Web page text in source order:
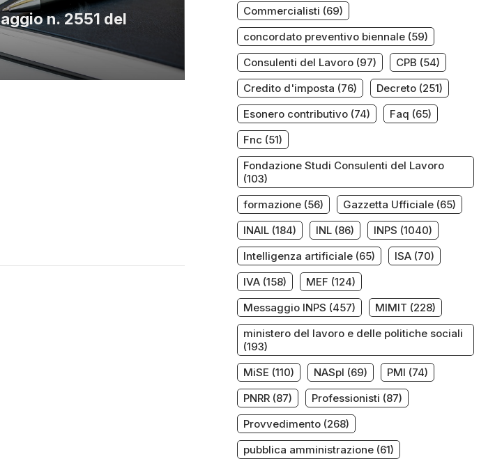
n. 2551 del
Commercialisti (69)
concordato preventivo biennale(59)
Consulenti del Lavoro(97) CPB (54)
Credito d'imposta (76) Decreto(251)
Esonero contributivo(74) Faq (65)
Fnc (51)
Fondazione Studi Consulenti del Lavoro
(103)
formazione(56) Gazzetta Ufficiale(65)
INAIL(184) INL(86) INPS (1040)
Intelligenza artificiale(65) ISA(70)
IVA(158) MEF (124)
Messaggio INPS (457) MIMIT (228)
ministero del lavoro e delle politiche sociali
(193)
MiSE (110) NASpI (69) PMI (74)
PNRR(87) Professionisti (87)
Provvedimento(268)
pubblica amministrazione(61)